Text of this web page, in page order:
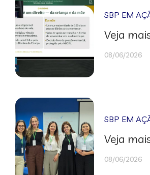
SBP EM
Veja
08/06/2026
SBP EM
Veja
08/06/2026